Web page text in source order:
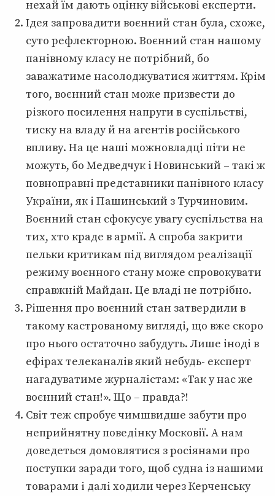
нехай їм дають оцінку військові експерти.
Ідея запровадити воєнний стан була, схоже,
суто рефлекторною. Воєнний стан нашому
панівному класу не потрібний, бо
заважатиме насолоджуватися життям. Крім
того, воєнний стан може призвести до
різкого посилення напруги в суспільстві,
тиску на владу й на агентів російського
впливу. На це наші можновладці піти не
можуть, бо Медведчук і Новинський – такі ж
повноправні представники панівного класу
України, як і Пашинський з Турчиновим.
Воєнний стан сфокусує увагу суспільства на
тих, хто краде в армії. А спроба закрити
пельки критикам під виглядом реалізації
режиму воєнного стану може спровокувати
справжній Майдан. Це владі не потрібно.
Рішення про воєнний стан затвердили в
такому кастрованому вигляді, що вже скоро
про нього остаточно забудуть. Лише іноді в
ефірах телеканалів який небудь- експерт
нагадуватиме журналістам: «Так у нас же
воєнний стан!». Що – правда?!
Світ теж спробує чимшвидше забути про
неприйнятну поведінку Московії. А нам
доведеться домовлятися з росіянами про
поступки заради того, щоб судна із нашими
товарами і далі ходили через Керченську